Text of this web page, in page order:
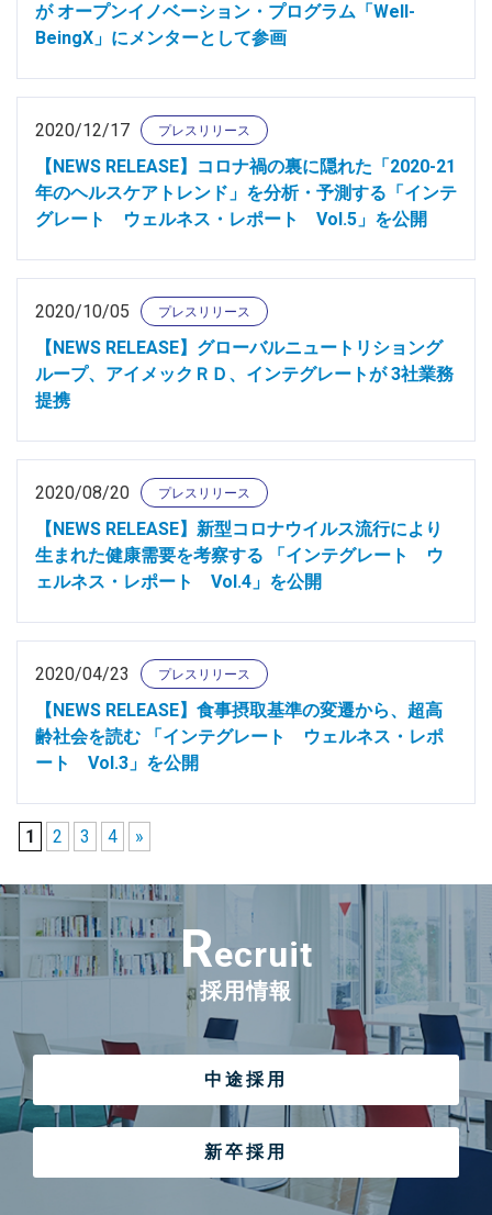
が オープンイノベーション・プログラム「Well-
BeingX」にメンターとして参画
2020/12/17 プレスリリース
【NEWS RELEASE】コロナ禍の裏に隠れた「2020-21
年のヘルスケアトレンド」を分析・予測する「インテ
グレート ウェルネス・レポート Vol.5」を公開
2020/10/05 プレスリリース
【NEWS RELEASE】グローバルニュートリショング
ループ、アイメックＲＤ、インテグレートが 3社業務
提携
2020/08/20 プレスリリース
【NEWS RELEASE】新型コロナウイルス流行により
生まれた健康需要を考察する 「インテグレート ウ
ェルネス・レポート Vol.4」を公開
2020/04/23 プレスリリース
【NEWS RELEASE】食事摂取基準の変遷から、超高
齢社会を読む 「インテグレート ウェルネス・レポ
ート Vol.3」を公開
1 2 3 4 »
Recruit
採用情報
中途採用
新卒採用